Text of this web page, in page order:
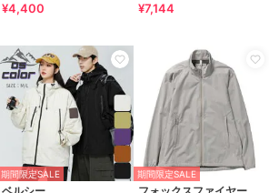
ーカー
¥4,400 ¥7,144
期間限定SALE 期間限定SALE